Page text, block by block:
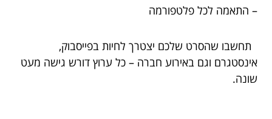
– התאמה לכל פלטפורמה
תחשבו שהסרט שלכם יצטרך לחיות בפייסבוק,
אינסטגרם וגם באירוע חברה – כל ערוץ דורש גישה מעט
שונה.